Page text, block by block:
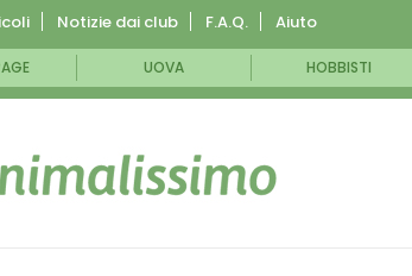
Notizie dai club F.A.Q. Aiuto
UOVA HOBBISTI